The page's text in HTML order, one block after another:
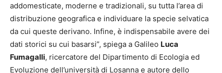
addomesticate, moderne e tradizionali, su tutta l’area di
distribuzione geografica e individuare la specie selvatica
da cui queste derivano. Infine, è indispensabile avere dei
dati storici su cui basarsi”, spiega a Galileo Luca
Fumagalli, ricercatore del Dipartimento di Ecologia ed
Evoluzione dell’università di Losanna e autore dello